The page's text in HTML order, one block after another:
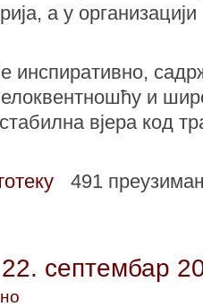
а у
инспиративно,
и
вјера код
491
септембар